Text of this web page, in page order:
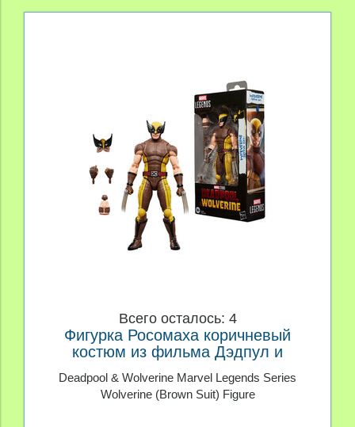
Всего осталось: 4
Фигурка Росомаха коричневый
костюм из фильма Дэдпул и
Deadpool & Wolverine Marvel Legends Series
Wolverine (Brown Suit) Figure